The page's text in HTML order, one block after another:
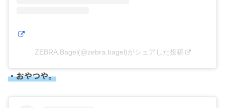
ZEBRA.Bagel(@zebra.bagel)がシェアした投稿
・おやつや。